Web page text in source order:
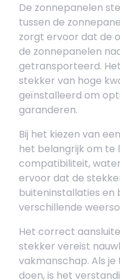
De zonnepanelen
tussen de
zorgt ervoor dat de
de zonnepanelen
getransporteerd.
stekker van hoge
geïnstalleerd om
garanderen.
Bij het kiezen van
het belangrijk om
compatibiliteit,
ervoor dat de
buiteninstallaties en
verschillende
Het correct
stekker vereist
vakmanschap. Als
doen, is het